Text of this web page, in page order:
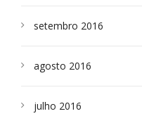
setembro 2016
agosto 2016
julho 2016